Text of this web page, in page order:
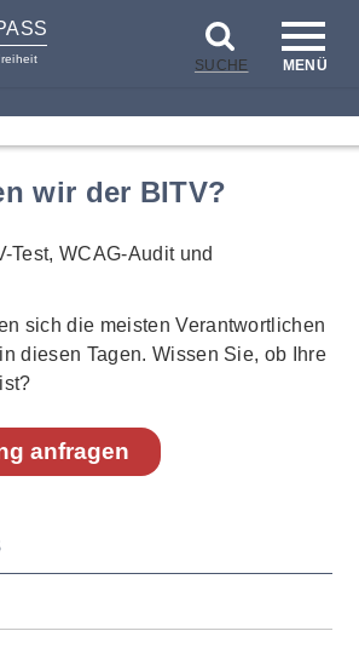
SUCHE MENÜ
wir der BITV?
sich die meisten Verantwortlichen
diesen Tagen. Wissen Sie, ob Ihre
anfragen